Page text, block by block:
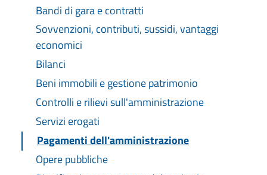
Bandi di gara e contratti
Sovvenzioni, contributi, sussidi, vantaggi
economici
Bilanci
Beni immobili e gestione patrimonio
Controlli e rilievi sull'amministrazione
Servizi erogati
Pagamenti dell'amministrazione
Opere pubbliche